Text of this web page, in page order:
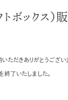
トボックス
ただきありがとうござい
終了いたしました。